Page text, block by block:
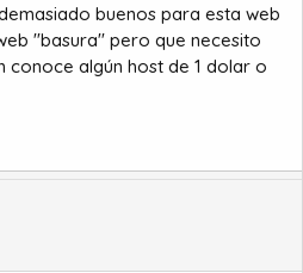
buenos para esta web
"basura" pero que necesito
conoce algún host de 1 dolar o